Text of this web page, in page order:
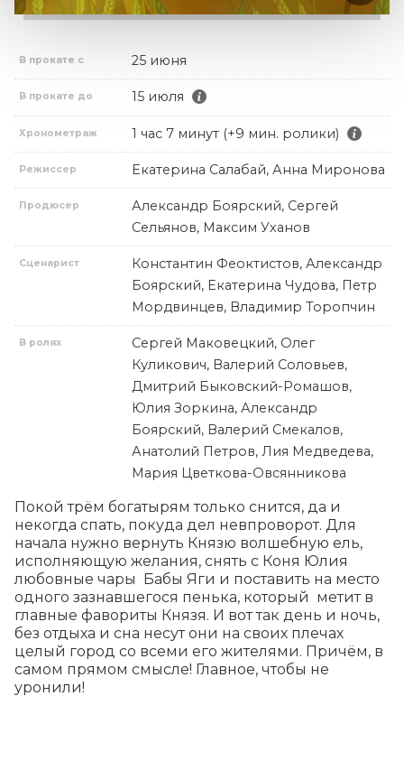
В прокате с 25 июня
В прокате до 15 июля
Хронометраж 1 час 7 минут (+9 мин. ролики)
Режиссер Екатерина Салабай, Анна Миронова
Продюсер
Александр Боярский, Сергей
Сельянов, Максим Уханов
Сценарист
Константин Феоктистов, Александр
Боярский, Екатерина Чудова, Петр
Мордвинцев, Владимир Торопчин
В ролях
Сергей Маковецкий, Олег
Куликович, Валерий Соловьев,
Дмитрий Быковский-Ромашов,
Юлия Зоркина, Александр
Боярский, Валерий Смекалов,
Анатолий Петров, Лия Медведева,
Мария Цветкова-Овсянникова
Покой трём богатырям только снится, да и
некогда спать, покуда дел невпроворот. Для
начала нужно вернуть Князю волшебную ель,
исполняющую желания, снять с Коня Юлия
любовные чары  Бабы Яги и поставить на место
одного зазнавшегося пенька, который  метит в
главные фавориты Князя. И вот так день и ночь,
без отдыха и сна несут они на своих плечах
целый город со всеми его жителями. Причём, в
самом прямом смысле! Главное, чтобы не
уронили!